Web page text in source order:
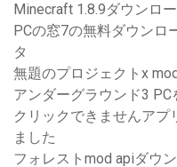
Minecraft 1.8.9ダウンロ
PCの窓7の無料ダウンロ
タ
無題のプロジェクトx
アンダーグラウンド3 PC
クリックできませんアプ
ました
フォレストmod apiダウ